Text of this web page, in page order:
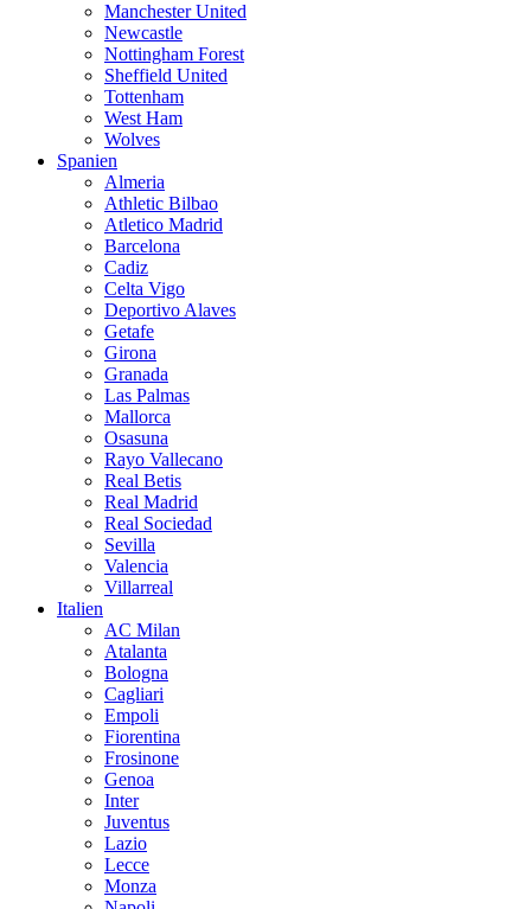
Manchester United
Newcastle
Nottingham Forest
Sheffield United
Tottenham
West Ham
Wolves
Spanien
Almeria
Athletic Bilbao
Atletico Madrid
Barcelona
Cadiz
Celta Vigo
Deportivo Alaves
Getafe
Girona
Granada
Las Palmas
Mallorca
Osasuna
Rayo Vallecano
Real Betis
Real Madrid
Real Sociedad
Sevilla
Valencia
Villarreal
Italien
AC Milan
Atalanta
Bologna
Cagliari
Empoli
Fiorentina
Frosinone
Genoa
Inter
Juventus
Lazio
Lecce
Monza